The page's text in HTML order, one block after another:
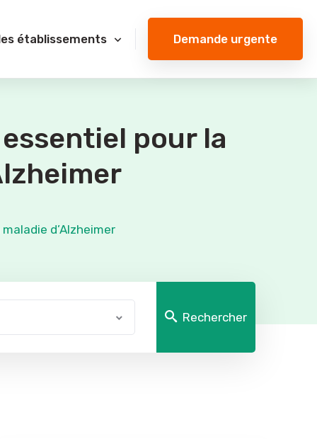
établissements Demande urgente
pour la
d’Alzheimer
Rechercher